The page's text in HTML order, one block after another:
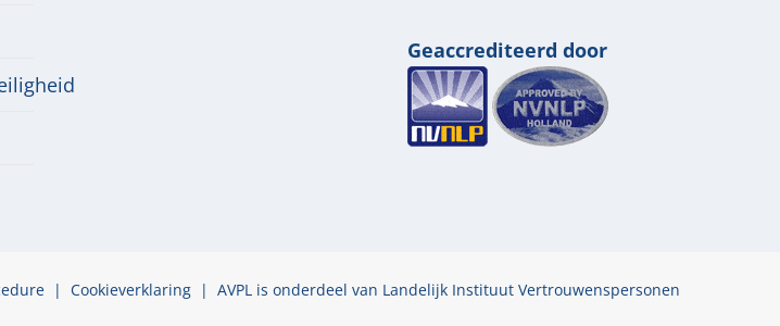
Geaccrediteerd door
| Cookieverklaring| AVPL is onderdeel van Landelijk Instituut Vertrouwenspersonen